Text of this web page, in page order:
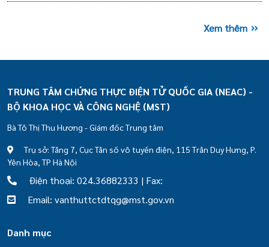
Xem thêm
TRUNG TÂM CHỨNG THỰC ĐIỆN TỬ QUỐC GIA (NEAC) -
BỘ KHOA HỌC VÀ CÔNG NGHỆ (MST)
Bà Tô Thị Thu Hương - Giám đốc Trung tâm
Trụ sở: Tầng 7, Cục Tần số vô tuyến điện, 115 Trần Duy Hưng, P.
Yên Hòa, TP Hà Nội
Điện thoại: 024.36882333 | Fax:
Email: vanthuttctdtqg@mst.gov.vn
Danh mục